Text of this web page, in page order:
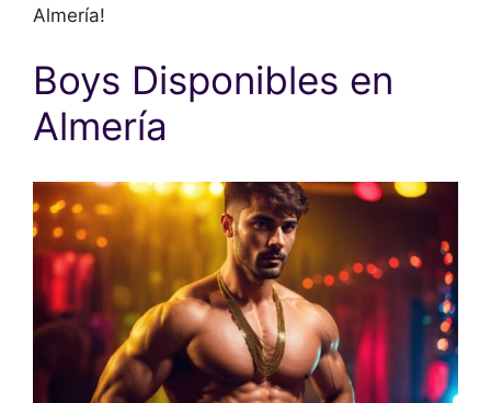
Almería!
Boys Disponibles en
Almería